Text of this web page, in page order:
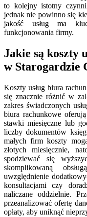
to kolejny istotny
jednak nie powinno się
jakość usług ma
funkcjonowania firmy.
Jakie są koszty
w Starogardzie
Koszty usług biura
się znacznie różnić w
zakres świadczonych
biura rachunkowe
stawki miesięczne lub
liczby dokumentów
małych firm koszty
złotych miesięcznie,
spodziewać się
skomplikowaną
uwzględnienie
konsultacjami czy
naliczane oddzielnie.
przeanalizować ofertę
opłaty, aby uniknąć